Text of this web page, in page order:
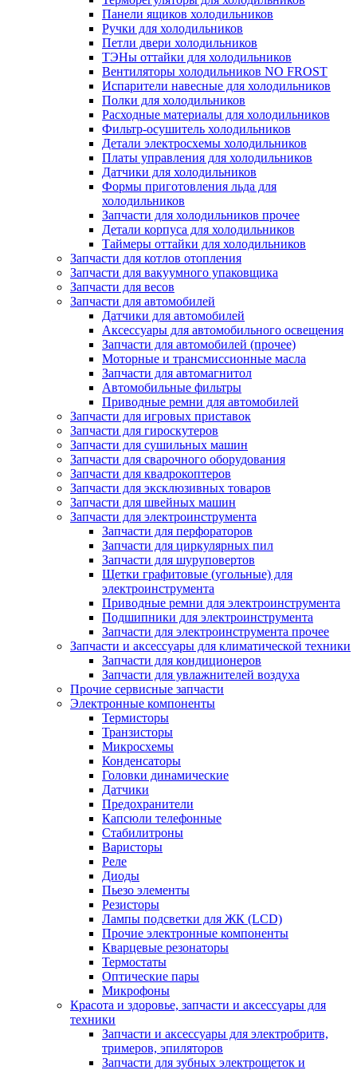
Панели ящиков холодильников
Ручки для холодильников
Петли двери холодильников
ТЭНы оттайки для холодильников
Вентиляторы холодильников NO FROST
Испарители навесные для холодильников
Полки для холодильников
Расходные материалы для холодильников
Фильтр-осушитель холодильников
Детали электросхемы холодильников
Платы управления для холодильников
Датчики для холодильников
Формы приготовления льда для
холодильников
Запчасти для холодильников прочее
Детали корпуса для холодильников
Таймеры оттайки для холодильников
Запчасти для котлов отопления
Запчасти для вакуумного упаковщика
Запчасти для весов
Запчасти для автомобилей
Датчики для автомобилей
Аксессуары для автомобильного освещения
Запчасти для автомобилей (прочее)
Моторные и трансмиссионные масла
Запчасти для автомагнитол
Автомобильные фильтры
Приводные ремни для автомобилей
Запчасти для игровых приставок
Запчасти для гироскутеров
Запчасти для сушильных машин
Запчасти для сварочного оборудования
Запчасти для квадрокоптеров
Запчасти для эксклюзивных товаров
Запчасти для швейных машин
Запчасти для электроинструмента
Запчасти для перфораторов
Запчасти для циркулярных пил
Запчасти для шуруповертов
Щетки графитовые (угольные) для
электроинструмента
Приводные ремни для электроинструмента
Подшипники для электроинструмента
Запчасти для электроинструмента прочее
Запчасти и аксессуары для климатической техники
Запчасти для кондиционеров
Запчасти для увлажнителей воздуха
Прочие сервисные запчасти
Электронные компоненты
Термисторы
Транзисторы
Микросхемы
Конденсаторы
Головки динамические
Датчики
Предохранители
Капсюли телефонные
Стабилитроны
Варисторы
Реле
Диоды
Пьезо элементы
Резисторы
Лампы подсветки для ЖК (LCD)
Прочие электронные компоненты
Кварцевые резонаторы
Термостаты
Оптические пары
Микрофоны
Красота и здоровье, запчасти и аксессуары для
техники
Запчасти и аксессуары для электробритв,
тримеров, эпиляторов
Запчасти для зубных электрощеток и